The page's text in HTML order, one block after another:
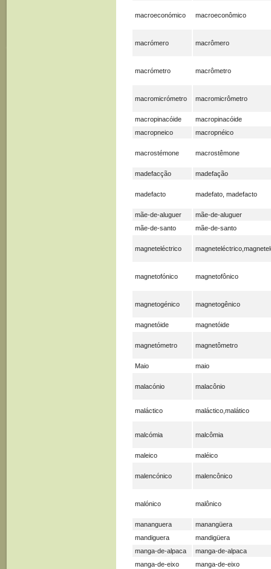
macroeconómico macroeconômico
macrómero macrômero
macrómetro macrômetro
macromicrómetro macromicrômetro
macropinacóide
macropinacóide
macropneico
macropnéico
macrostémone macrostêmone
madefacção madefação
madefacto madefato, madefacto
mãe-de-aluguer
mãe-de-aluguer
mãe-de-santo
mãe-de-santo
magneteléctrico
magnetofónico magnetofônico
magnetogénico magnetogênico
magnetóide magnetóide
magnetómetro magnetômetro
Maio maio
malacónio malacônio
maláctico maláctico,malático
malcómia malcômia
maleico maléico
malencónico malencônico
malónico malônico
mananguera
manangüera
mandiguera
mandigüera
manga-de-alpaca
manga-de-alpaca
manga-de-eixo
manga-de-eixo